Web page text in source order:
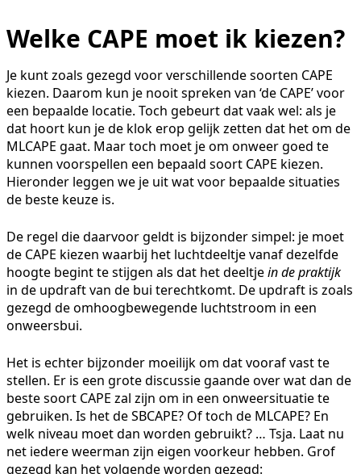
Welke CAPE moet ik kiezen?
Je kunt zoals gezegd voor verschillende soorten CAPE
kiezen. Daarom kun je nooit spreken van ‘de CAPE’ voor
een bepaalde locatie. Toch gebeurt dat vaak wel: als je
dat hoort kun je de klok erop gelijk zetten dat het om de
MLCAPE gaat. Maar toch moet je om onweer goed te
kunnen voorspellen een bepaald soort CAPE kiezen.
Hieronder leggen we je uit wat voor bepaalde situaties
de beste keuze is.
De regel die daarvoor geldt is bijzonder simpel: je moet
de CAPE kiezen waarbij het luchtdeeltje vanaf dezelfde
hoogte begint te stijgen als dat het deeltjein de praktijk
in de updraft van de bui terechtkomt. De updraft is zoals
gezegd de omhoogbewegende luchtstroom in een
onweersbui.
Het is echter bijzonder moeilijk om dat vooraf vast te
stellen. Er is een grote discussie gaande over wat dan de
beste soort CAPE zal zijn om in een onweersituatie te
gebruiken. Is het de SBCAPE? Of toch de MLCAPE? En
welk niveau moet dan worden gebruikt? … Tsja. Laat nu
net iedere weerman zijn eigen voorkeur hebben. Grof
gezegd kan het volgende worden gezegd: